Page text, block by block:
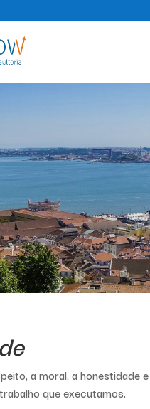
a moral, a honestidade
que executamos.